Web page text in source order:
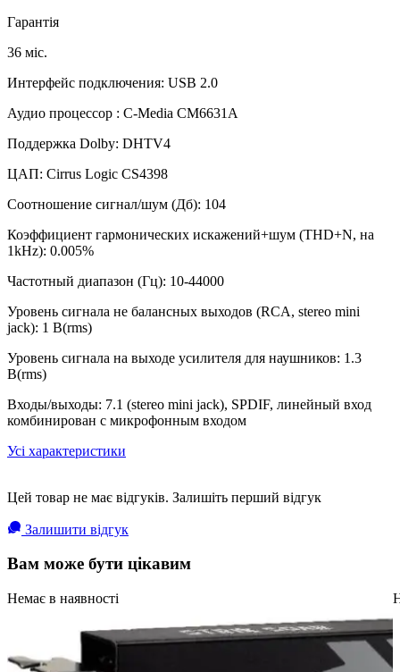
Гарантія
36 міс.
Интерфейс подключения: USB 2.0
Аудио процессор : C-Media CM6631A
Поддержка Dolby: DHTV4
ЦАП: Cirrus Logic CS4398
Соотношение сигнал/шум (Дб): 104
Коэффициент гармонических искажений+шум (THD+N, на
1kHz): 0.005%
Частотный диапазон (Гц): 10-44000
Уровень сигнала не балансных выходов (RCA, stereo mini
jack): 1 В(rms)
Уровень сигнала на выходе усилителя для наушников: 1.3
В(rms)
Входы/выходы: 7.1 (stereo mini jack), SPDIF, линейный вход
комбинирован с микрофонным входом
Усі характеристики
Цей товар не має відгуків. Залишіть перший відгук
Залишити відгук
Вам може бути цікавим
Немає в наявності